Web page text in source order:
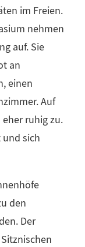
im Freien.
nehmen
auf. Sie
an
einen
Auf
ruhig zu.
sich
den
Der